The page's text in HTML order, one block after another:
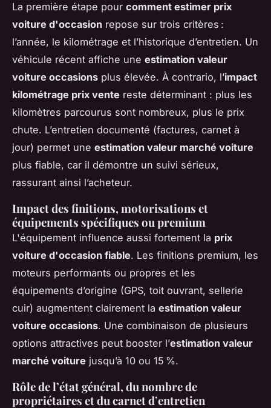
La première étape pour comment estimer prix
voiture d'occasion repose sur trois critères :
l’année, le kilométrage et l’historique d’entretien. Un
véhicule récent affiche une estimation valeur
voiture occasions plus élevée. À contrario, l’impact
kilométrage prix vente reste déterminant : plus les
kilomètres parcourus sont nombreux, plus le prix
chute. L’entretien documenté (factures, carnet à
jour) permet une estimation valeur marché voiture
plus fiable, car il démontre un suivi sérieux,
rassurant ainsi l’acheteur.
Impact des finitions, motorisations et
équipements spécifiques ou premium
L'équipement influence aussi fortement la prix
voiture d'occasion fiable. Les finitions premium, les
moteurs performants ou propres et les
équipements d’origine (GPS, toit ouvrant, sellerie
cuir) augmentent clairement la estimation valeur
voiture occasions. Une combinaison de plusieurs
options attractives peut booster l’estimation valeur
marché voiture jusqu’à 10 ou 15 %.
Rôle de l’état général, du nombre de
propriétaires et du carnet d’entretien